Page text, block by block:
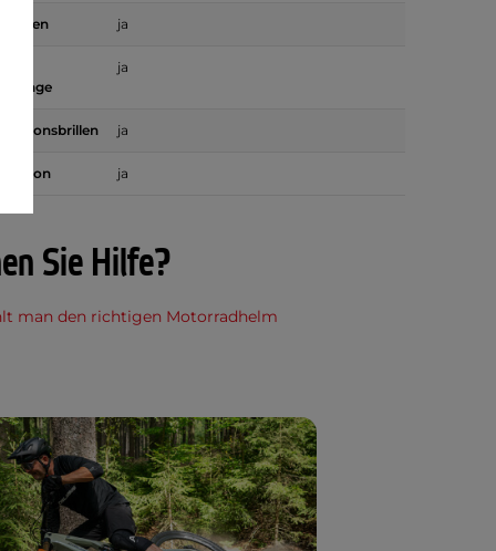
ja
für
ja
ja
ja
Sie Hilfe?
man den richtigen Motorradhelm